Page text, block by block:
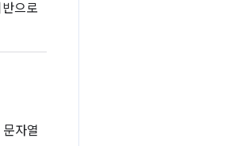
으로
자열